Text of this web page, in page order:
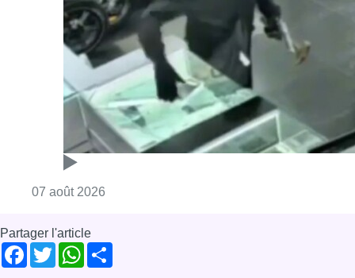
Partager l'article
Facebook
TwitterWhatsApp
Share
01 avril 2025 - 08h55
Georges-Louis Bouchez
Bonjour Bruxelles
Formation bruxelloise
News
Offres d’emploi